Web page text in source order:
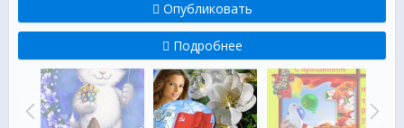
Опубликовать
Подробнее